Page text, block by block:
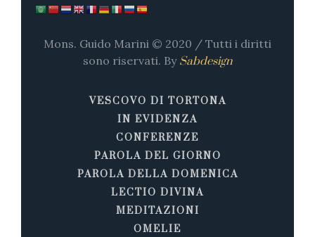
Mons. Guido Marini © 2020 / Tutti i diritti
sono riservati. By Sabdesign
VESCOVO DI TORTONA
IN EVIDENZA
CONFERENZE
PAROLA DEL GIORNO
PAROLA DELLA DOMENICA
LECTIO DIVINA
MEDITAZIONI
OMELIE